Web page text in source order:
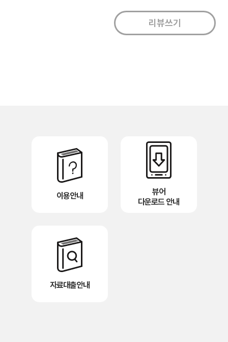
이용안내
뷰어
다운로드 안내
자료대출안내